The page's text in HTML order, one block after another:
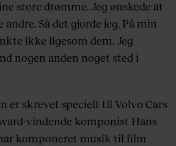
store drømme. Jeg ønskede at
Så det gjorde jeg. På min
ikke ligesom dem. Jeg
nogen anden noget sted i
er skrevet specielt til Volvo Cars
vindende komponist Hans
komponeret musik til film